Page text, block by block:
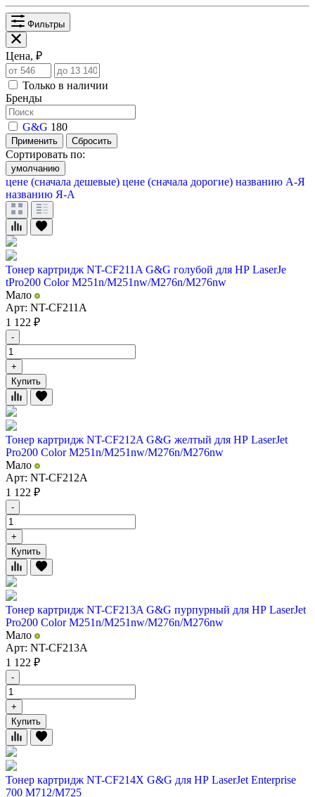
Фильтры
Цена, ₽
Только в наличии
Бренды
G&G 180
Применить Сбросить
Сортировать по:
умолчанию
цене (сначала дешевые) цене (сначала дорогие) названию А-Я
названию Я-А
Тонер картридж NT-CF211A G&G голубой для НР LaserJe
tPro200 Color M251n/M251nw/M276n/M276nw
Мало
Арт: NT-CF211A
1 122 ₽
-
+
Купить
Тонер картридж NT-CF212A G&G желтый для НР LaserJet
Pro200 Color M251n/M251nw/M276n/M276nw
Мало
Арт: NT-CF212A
1 122 ₽
-
+
Купить
Тонер картридж NT-CF213A G&G пурпурный для НР LaserJet
Pro200 Color M251n/M251nw/M276n/M276nw
Мало
Арт: NT-CF213A
1 122 ₽
-
+
Купить
Тонер картридж NT-CF214X G&G для НР LaserJet Enterprise
700 M712/M725